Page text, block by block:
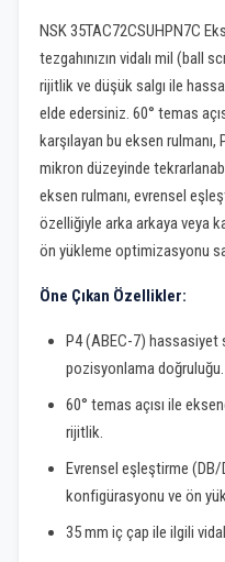
NSK 35TAC72CSUHPN7C
tezgahınızın vidalı mil (ball
rijitlik ve düşük salgı ile
elde edersiniz. 60° temas
karşılayan bu eksen rulmanı,
mikron düzeyinde
eksen rulmanı, evrensel
özelliğiyle arka arkaya veya
ön yükleme optimizasyonu
Öne Çıkan Özellikler:
P4 (ABEC-7) hassasiyet
pozisyonlama doğruluğu.
60° temas açısı ile
rijitlik.
Evrensel eşleştirme
konfigürasyonu ve ön
35 mm iç çap ile ilgili